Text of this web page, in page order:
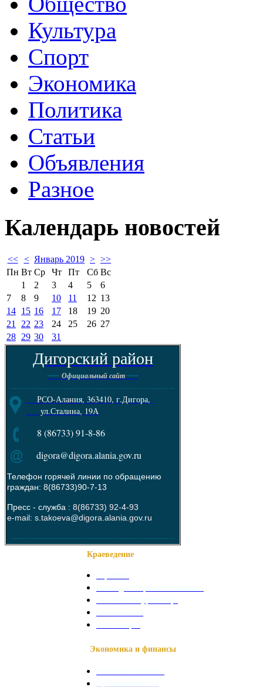
Культура
Спорт
Экономика
Политика
Статьи
Объявления
Разное
Календарь новостей
<< < Январь 2019 > >>
Пн Вт Ср Чт Пт Сб Вс
1
2 3 4 5
6
7
8 9 10 11 12 13
14 15 16 17 18 19 20
21
22 23 24 25 26 27
28 29 30 31
Дигорский район
---- Официальный сайт----
--------------------------------------------------------
РСО-Алания, 363410, г.Дигора,
ул.Сталина, 19А
8 (86733) 91-8-86
digora@digora.alania.gov.ru
Телефон горячей линии по обращению
граждан: 8(86733)90-7-13
Пресс - служба : 8(86733) 92-4-93
e-mail: s.takoeva@digora.alania.gov.ru
--------------------------------------------------------
Краеведение
Экономика и финансы